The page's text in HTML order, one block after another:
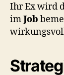
Ihr Ex wird
imJob